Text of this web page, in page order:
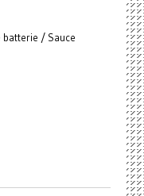
batterie / Sauce